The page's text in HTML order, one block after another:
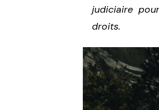
judiciaire
droits.